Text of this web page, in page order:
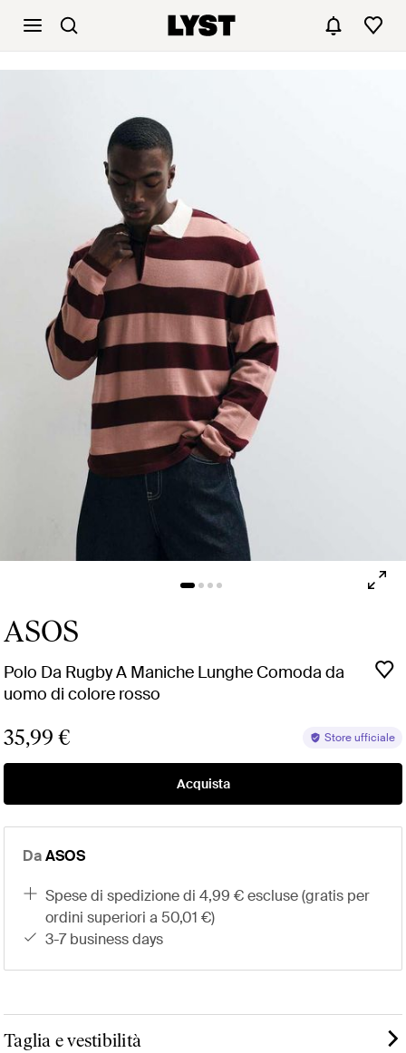
ASOS
Polo Da Rugby A Maniche Lunghe Comoda da
uomo di colore rosso
35,99 € Store ufficiale
Acquista
DaASOS
spese di spedizione di 4,99 € escluse (gratis per
ordini superiori a 50,01 €)
3-7 business days
Taglia e vestibilità